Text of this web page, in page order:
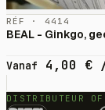
RÉF · 4414
BEAL - Ginkgo,
Vanaf 4,00 €
DISTRIBUTEUR